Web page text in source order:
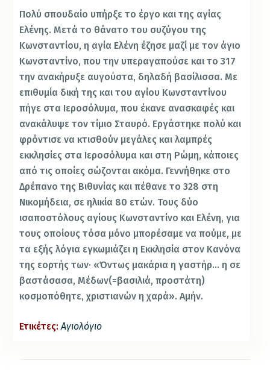
Πολύ σπουδαίο υπήρξε το έργο και της αγίας
Ελένης. Μετά το θάνατο του συζύγου της
Κωνσταντίου, η αγία Ελένη έζησε μαζί με τον άγιο
Κωνσταντίνο, που την υπεραγαπούσε και το 317
την ανακήρυξε αυγούστα, δηλαδή βασίλισσα. Με
επιθυμία δική της και του αγίου Κωνσταντίνου
πήγε στα Ιεροσόλυμα, που έκανε ανασκαφές και
ανακάλυψε τον τίμιο Σταυρό. Εργάστηκε πολύ και
φρόντισε να κτισθούν μεγάλες και λαμπρές
εκκλησίες στα Ιεροσόλυμα και στη Ρώμη, κάποιες
από τις οποίες σώζονται ακόμα. Γεννήθηκε στο
Δρέπανο της Βιθυνίας και πέθανε το 328 στη
Νικομήδεια, σε ηλικία 80 ετών. Τους δύο
ισαποστόλους αγίους Κωνσταντίνο και Ελένη, για
τους οποίους τόσα μόνο μπορέσαμε να πούμε, με
τα εξής λόγια εγκωμιάζει η Εκκλησία στον Κανόνα
της εορτής των· «Όντως μακάρια η γαστήρ… η σε
βαστάσασα, Μέδων(=βασιλιά, προστάτη)
κοσμοπόθητε, χριστιανών η χαρά». Αμήν.
Ετικέτες: Αγιολόγιο